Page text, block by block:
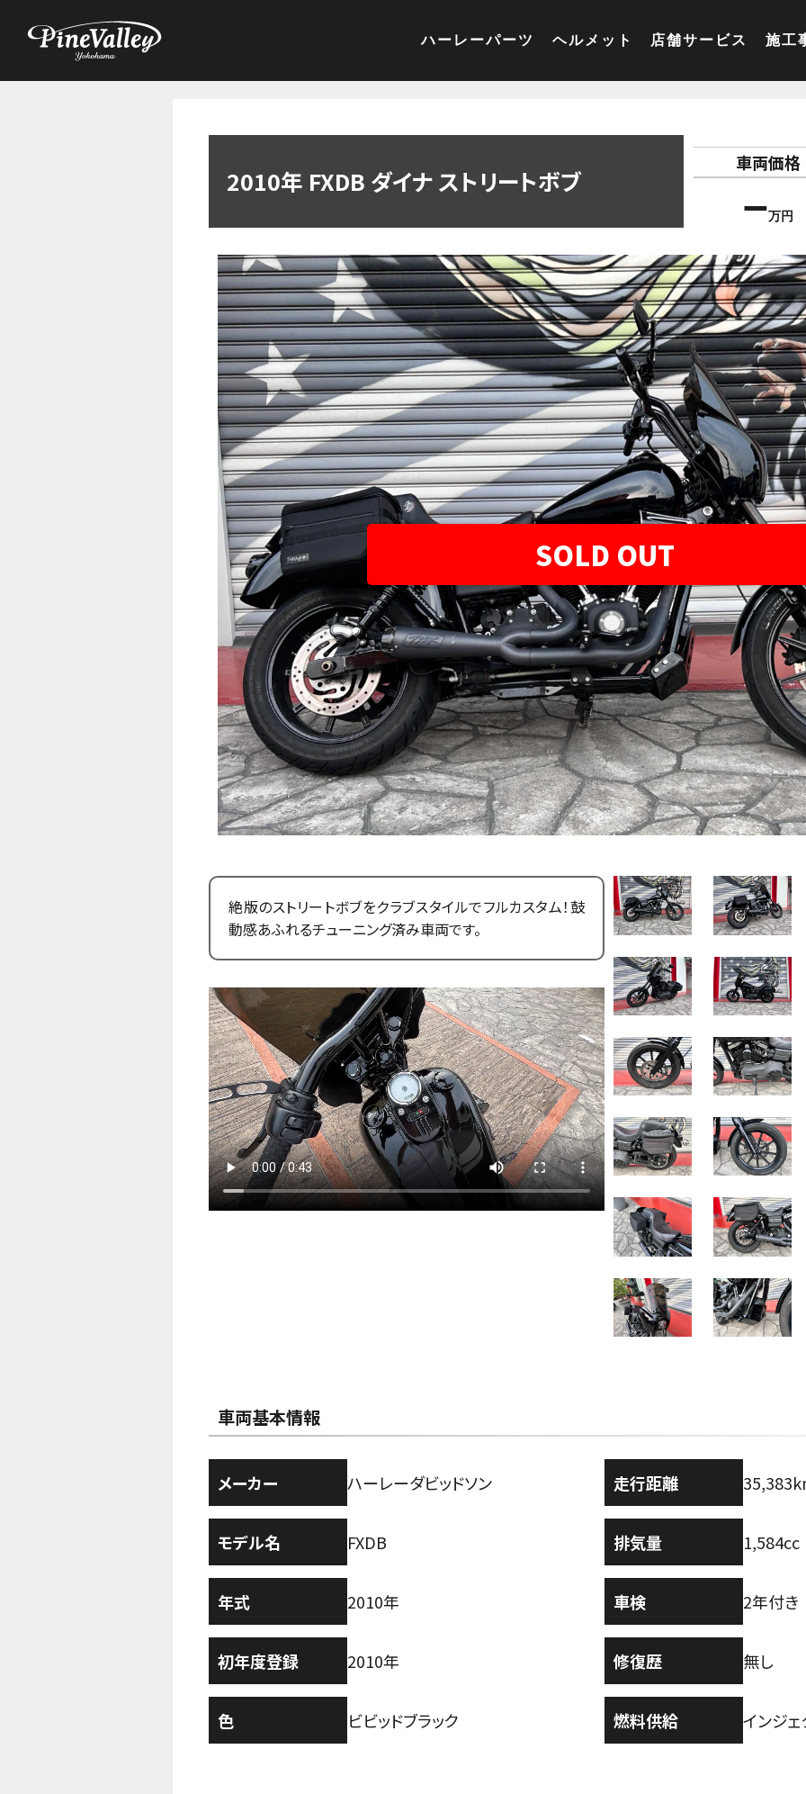
ハーレーパーツ ヘルメット 店舗サービス 施工
2010年 FXDB ダイナ ストリートボブ
車両価格
–
絶版のストリートボブをクラブスタイルでフルカスタム！鼓
動感あふれるチューニング済み車両です。
車両基本情報
メーカー ハーレーダビッドソン
モデル名 FXDB
年式 2010年
初年度登録 2010年
色 ビビッドブラック
走行距離
排気量 1,584cc
車検 2年付き
修復歴 無し
燃料供給 インジェ